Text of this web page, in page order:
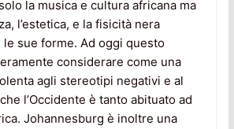
la musica e cultura africana ma
l’estetica, e la fisicità nera
sue forme. Ad oggi questo
considerare come una
agli stereotipi negativi e al
l’Occidente è tanto abituato ad
Johannesburg è inoltre una